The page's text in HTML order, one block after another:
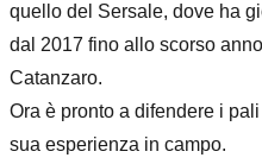
quello del Sersale, dove ha
dal 2017 fino allo scorso
Catanzaro.
Ora è pronto a difendere i
sua esperienza in campo.